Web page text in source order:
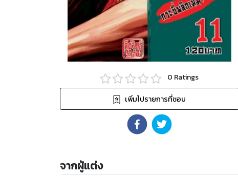
0 Ratings
เพิ่มไปรายการที่ชอบ
จากผู้แต่ง